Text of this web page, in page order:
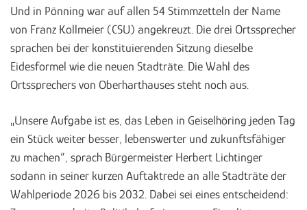
Und in Pönning war auf allen 54 Stimmzetteln der Name
von Franz Kollmeier (CSU) angekreuzt. Die drei Ortssprecher
sprachen bei der konstituierenden Sitzung dieselbe
Eidesformel wie die neuen Stadträte. Die Wahl des
Ortssprechers von Oberharthauses steht noch aus.
„Unsere Aufgabe ist es, das Leben in Geiselhöring jeden Tag
ein Stück weiter besser, lebenswerter und zukunftsfähiger
zu machen“, sprach Bürgermeister Herbert Lichtinger
sodann in seiner kurzen Auftaktrede an alle Stadträte der
Wahlperiode 2026 bis 2032. Dabei sei eines entscheidend: